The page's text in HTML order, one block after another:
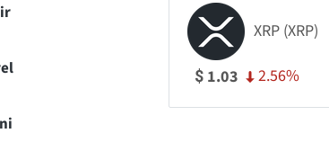
XRP (XRP)
$ 1.03 2.56%